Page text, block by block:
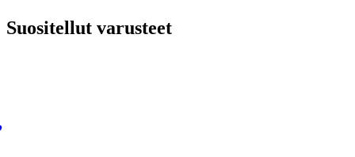
Suositellut varusteet